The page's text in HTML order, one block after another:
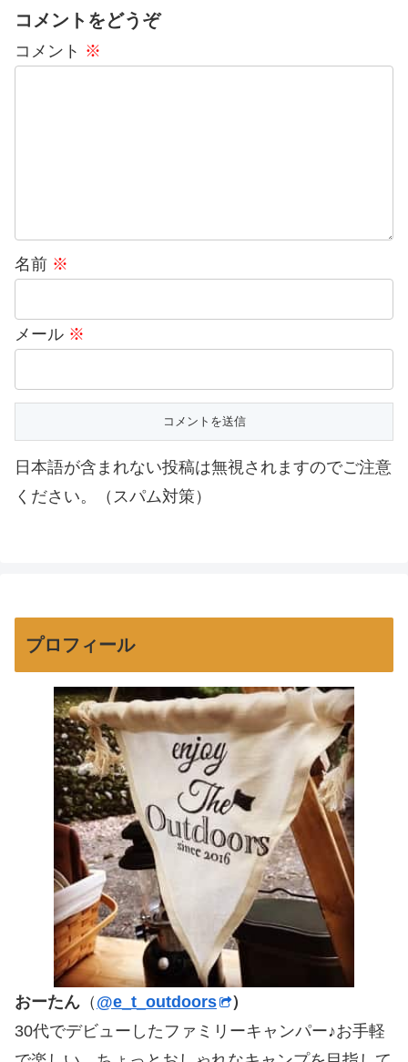
コメントをどうぞ
コメント ※
名前 ※
メール ※
日本語が含まれない投稿は無視されますのでご注意
ください。（スパム対策）
プロフィール
おーたん （ @e_t_outdoors
）
30代でデビューしたファミリーキャンパー♪お手軽